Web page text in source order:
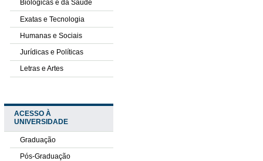
Biológicas e da Saúde
Exatas e Tecnologia
Humanas e Sociais
Jurídicas e Políticas
Letras e Artes
ACESSO À
UNIVERSIDADE
Graduação
Pós-Graduação